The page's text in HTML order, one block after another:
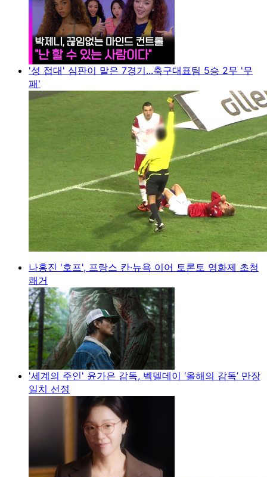
'성 접대' 심판이 맡은 7경기...축구대표팀 5승 2무 '무
패'
나홍진 '호프', 프랑스 칸·뉴욕 이어 토론토 영화제 초청
쾌거
'세계의 주인' 윤가은 감독, 벡델데이 ‘올해의 감독’ 만장
일치 선정